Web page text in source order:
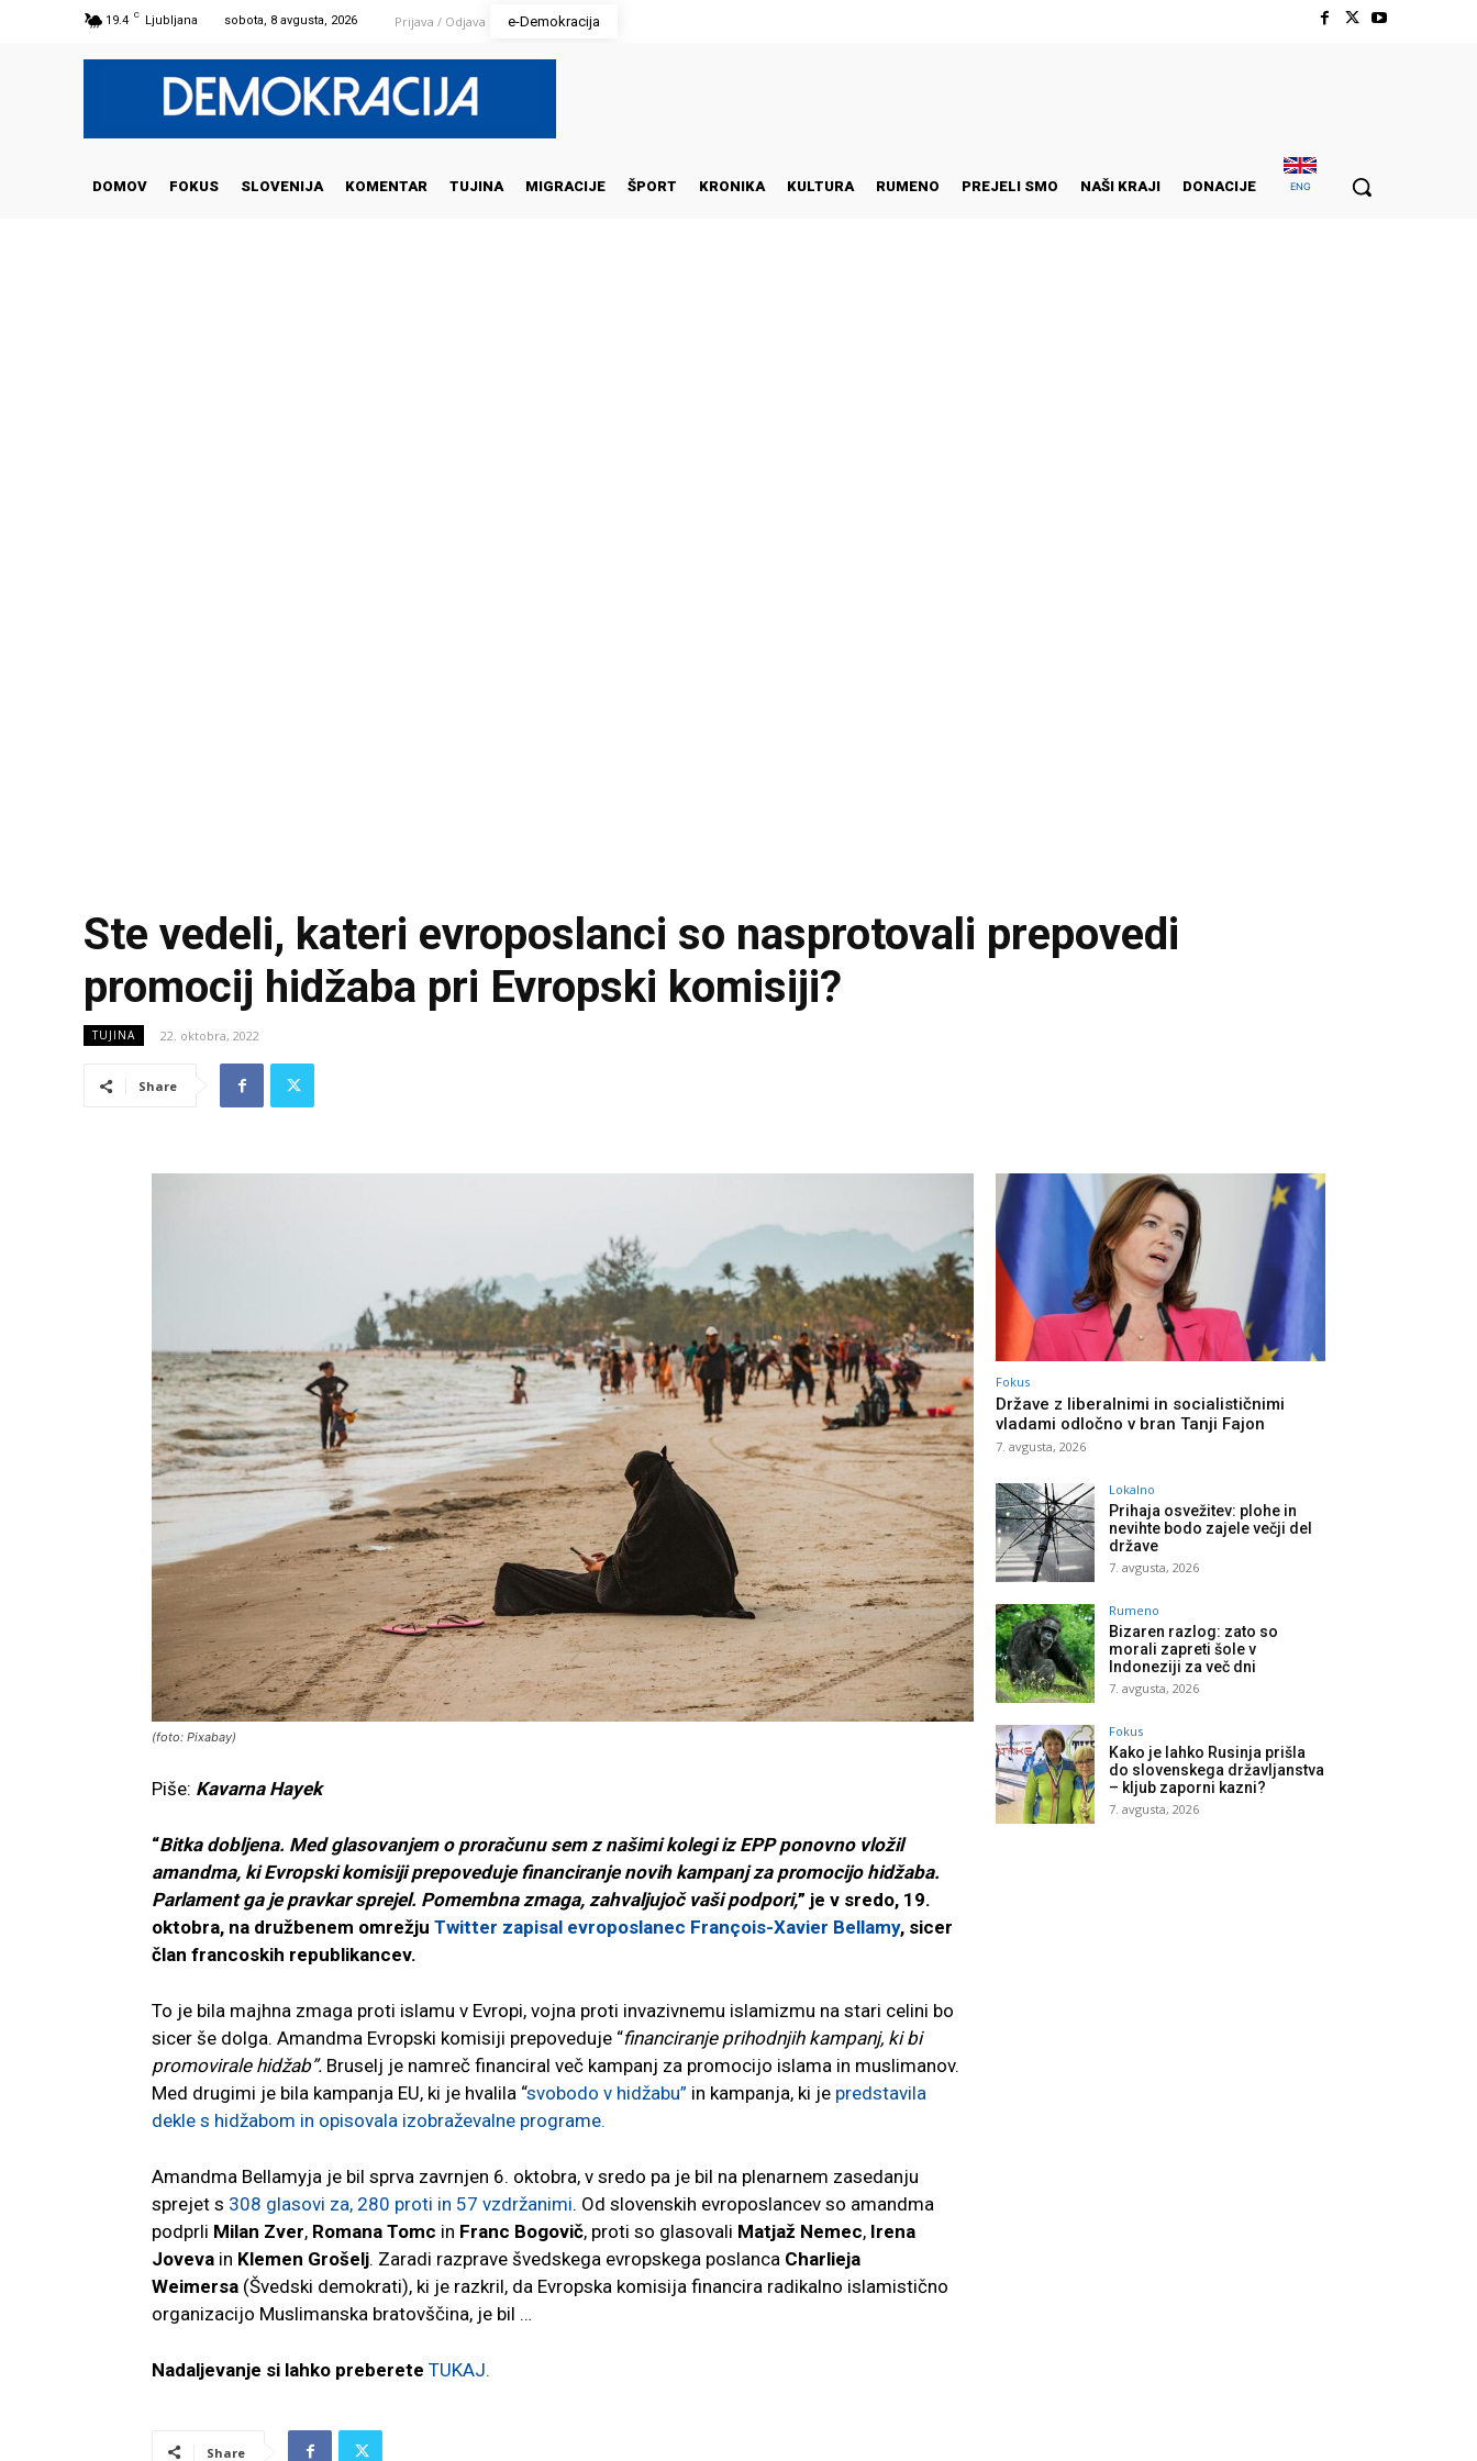
19.4 C Ljubljana sobota, 8 avgusta, 2026 Prijava / Odjava e-Demokracija
DOMOV FOKUS SLOVENIJA KOMENTAR TUJINA MIGRACIJE ŠPORT KRONIKA KULTURA RUMENO PREJELI SMO NAŠI KRAJI DONACIJE ENG
Ste vedeli, kateri evroposlanci so nasprotovali prepovedi
promocij hidžaba pri Evropski komisiji?
TUJINA 22. oktobra, 2022
Share
(foto: Pixabay)
Piše: Kavarna Hayek
“Bitka dobljena. Med glasovanjem o proračunu sem z našimi kolegi iz EPP ponovno vložil
amandma, ki Evropski komisiji prepoveduje financiranje novih kampanj za promocijo hidžaba.
Parlament ga je pravkar sprejel. Pomembna zmaga, zahvaljujoč vaši podpori,” je v sredo, 19.
oktobra, na družbenem omrežju Twitter zapisal evroposlanec François-Xavier Bellamy, sicer
član francoskih republikancev.
To je bila majhna zmaga proti islamu v Evropi, vojna proti invazivnemu islamizmu na stari celini bo
sicer še dolga. Amandma Evropski komisiji prepoveduje “financiranje prihodnjih kampanj, ki bi
promovirale hidžab”. Bruselj je namreč financiral več kampanj za promocijo islama in muslimanov.
Med drugimi je bila kampanja EU, ki je hvalila “svobodo v hidžabu” in kampanja, ki je predstavila
dekle s hidžabom in opisovala izobraževalne programe.
Amandma Bellamyja je bil sprva zavrnjen 6. oktobra, v sredo pa je bil na plenarnem zasedanju
sprejet s 308 glasovi za, 280 proti in 57 vzdržanimi. Od slovenskih evroposlancev so amandma
podprli Milan Zver, Romana Tomc in Franc Bogovič, proti so glasovali Matjaž Nemec, Irena
Joveva in Klemen Grošelj. Zaradi razprave švedskega evropskega poslanca Charlieja
Weimersa (Švedski demokrati), ki je razkril, da Evropska komisija financira radikalno islamistično
organizacijo Muslimanska bratovščina, je bil …
Nadaljevanje si lahko preberete TUKAJ.
Share
Fokus
Države z liberalnimi in socialističnimi
vladami odločno v bran Tanji Fajon
7. avgusta, 2026
Lokalno
Prihaja osvežitev: plohe in
nevihte bodo zajele večji del
države
7. avgusta, 2026
Rumeno
Bizaren razlog: zato so
morali zapreti šole v
Indoneziji za več dni
7. avgusta, 2026
Fokus
Kako je lahko Rusinja prišla
do slovenskega državljanstva
– kljub zaporni kazni?
7. avgusta, 2026